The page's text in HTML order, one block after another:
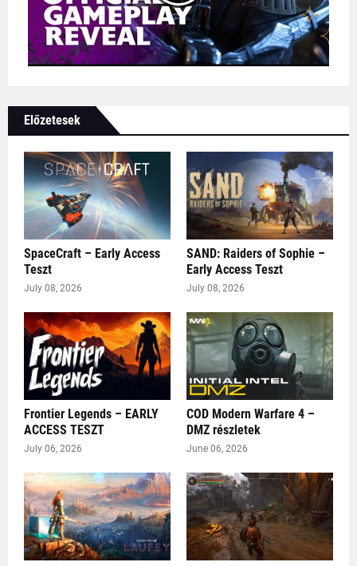
Előzetesek
SpaceCraft – Early Access
Teszt
July 08, 2026
SAND: Raiders of Sophie –
Early Access Teszt
July 08, 2026
Frontier Legends – EARLY
ACCESS TESZT
July 06, 2026
COD Modern Warfare 4 –
DMZ részletek
June 06, 2026